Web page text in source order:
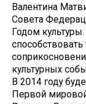
Валентина
Совета
Годом
культурных
В 2014 году
Первой